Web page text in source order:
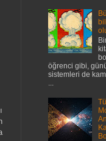
öğrenci gibi,
sistemleri de
...